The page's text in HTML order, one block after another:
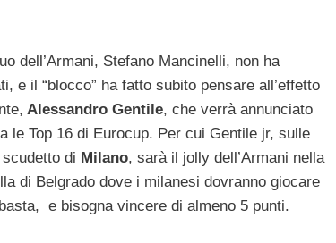
dell’Armani, Stefano Mancinelli, non ha
e il “blocco” ha fatto subito pensare all’effetto
Alessandro Gentile, che verrà annunciato
le Top 16 di Eurocup. Per cui Gentile jr, sulle
di Milano, sarà il jolly dell’Armani nella
di Belgrado dove i milanesi dovranno giocare
e bisogna vincere di almeno 5 punti.